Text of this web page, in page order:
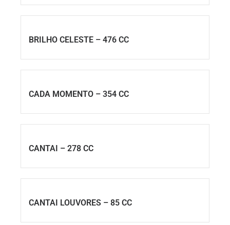
BRILHO CELESTE – 476 CC
CADA MOMENTO – 354 CC
CANTAI – 278 CC
CANTAI LOUVORES – 85 CC